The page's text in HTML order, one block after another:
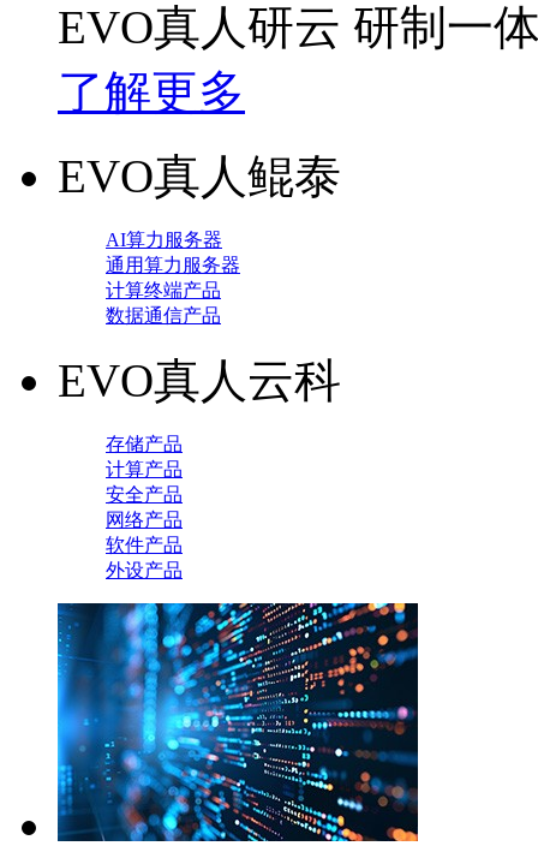
EVO真人研云 研制一
了解更多
EVO真人鲲泰
AI算力服务器
通用算力服务器
计算终端产品
数据通信产品
EVO真人云科
存储产品
计算产品
安全产品
网络产品
软件产品
外设产品